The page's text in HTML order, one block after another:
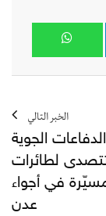
الخبر التالي
الدفاعات الجوية
لطائرات
في أجواء
عدن